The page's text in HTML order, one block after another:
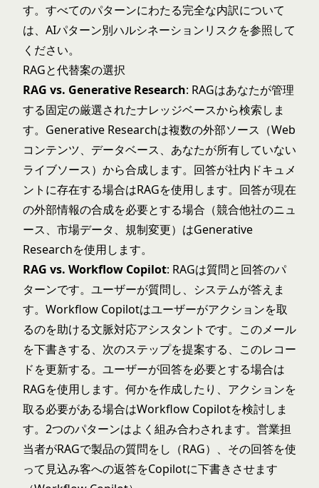
す。すべてのパターンにわたる完全な内訳について
は、 AIパターン別ハルシネーションリスクを参照して
ください。
RAGと代替案の選択
RAG vs. Generative Research: RAGはあなたが管理
する固定の厳選されたナレッジベースから検索しま
す。 Generative Researchは複数の外部ソース（Web
コンテンツ、データベース、あなたが所有していない
ライブソース）から合成します。回答が社内ドキュメ
ントに存在する場合はRAGを使用します。回答が現在
の外部情報の合成を必要とする場合（競合他社のニュ
ース、市場データ、規制変更）はGenerative
Researchを使用します。
RAG vs. Workflow Copilot: RAGは質問と回答のパ
ターンです。ユーザーが質問し、システムが答えま
す。Workflow Copilotはユーザーがアクションを取
るのを助ける文脈対応アシスタントです。このメール
を下書きする、次のステップを提案する、このレコー
ドを更新する。ユーザーが回答を必要とする場合は
RAGを使用します。何かを作成したり、アクションを
取る必要がある場合はWorkflow Copilotを検討しま
す。2つのパターンはよく組み合わされます。営業担
当者がRAGで製品の質問をし（RAG）、その回答を使
って見込み客への返答をCopilotに下書きさせます